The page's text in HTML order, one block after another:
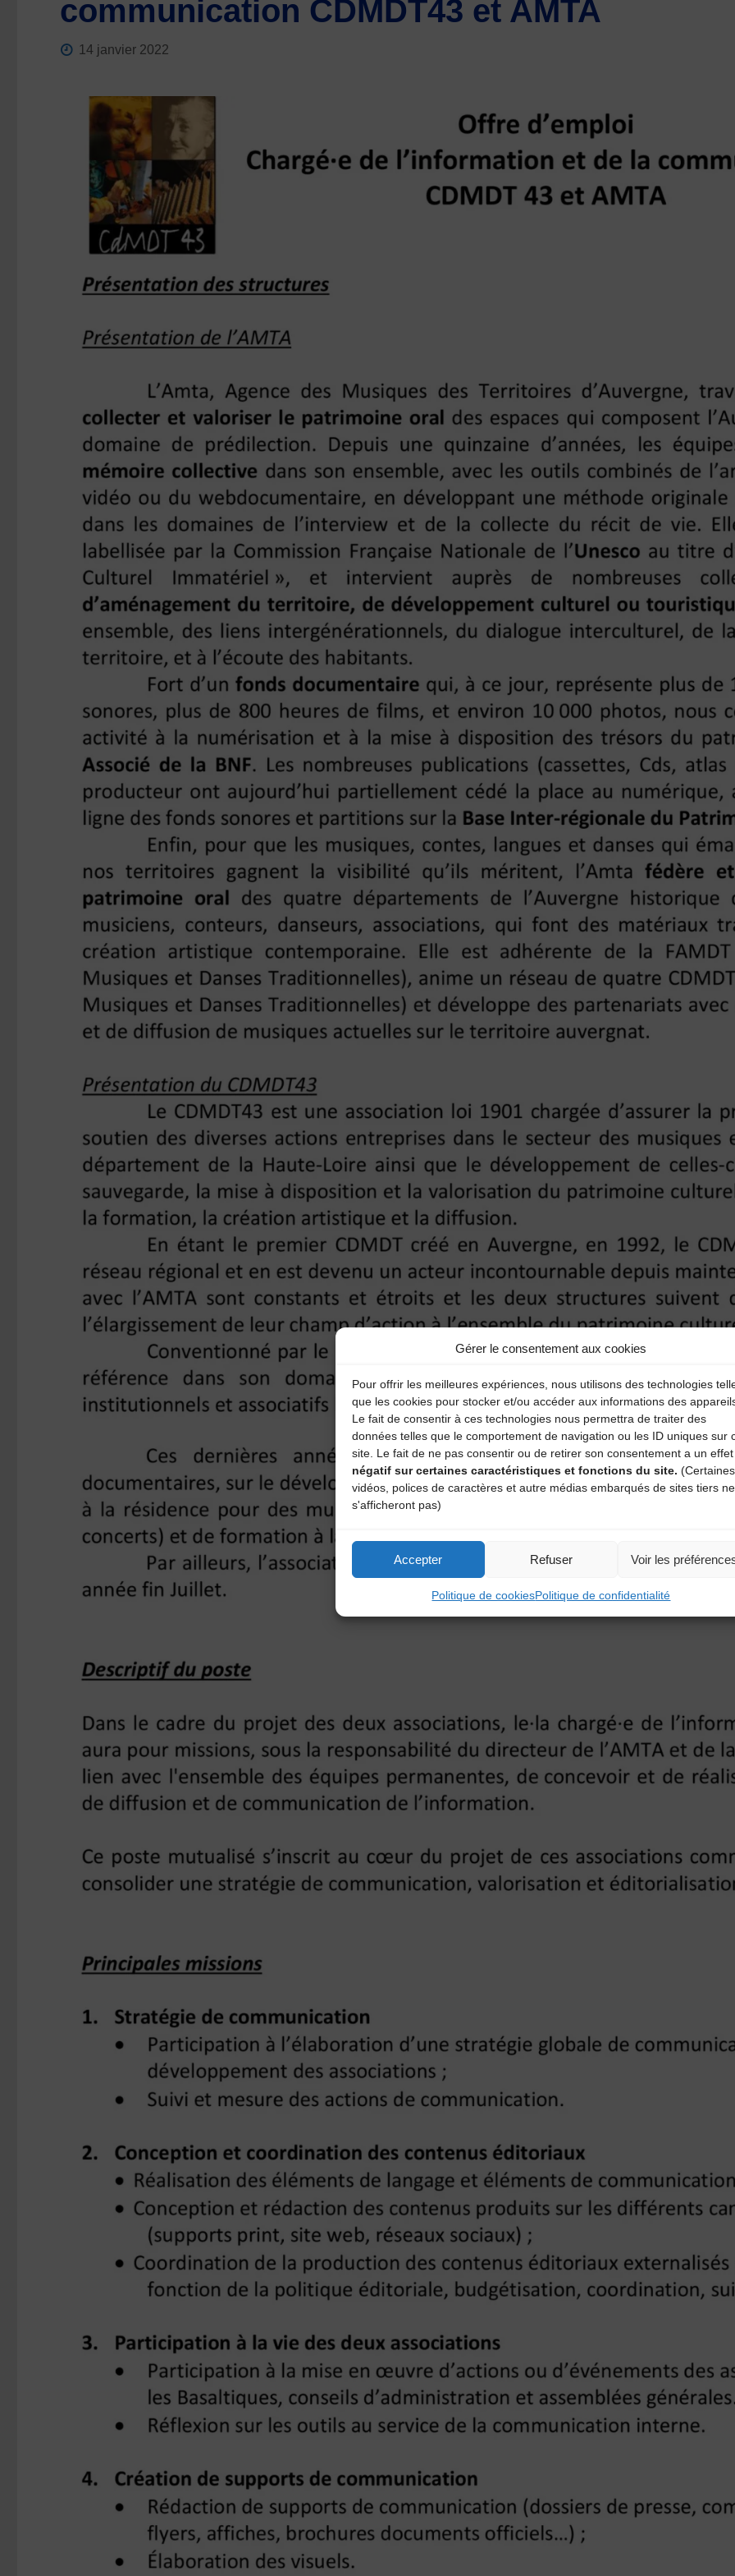
Gérer le consentement aux cookies
Pour offrir les meilleures expériences, nous utilisons des technologies
que les cookies pour stocker et/ou accéder aux informations des
Le fait de consentir à ces technologies nous permettra de traiter des
données telles que le comportement de navigation ou les ID uniques sur
site. Le fait de ne pas consentir ou de retirer son consentement a un effet
négatif sur certaines caractéristiques et fonctions du site. (Certaines
vidéos, polices de caractères et autre médias embarqués de sites tiers ne
s'afficheront pas)
Accepter Refuser Voir les
Politique de cookiesPolitique de confidentialité
communication CDMDT43 et AMTA
14 janvier 2022